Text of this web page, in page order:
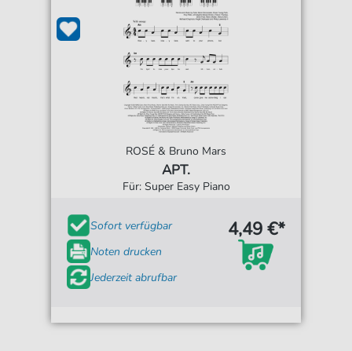
ROSÉ & Bruno Mars
APT.
Für: Super Easy Piano
Sofort verfügbar
Noten drucken
Jederzeit abrufbar
4,49 €*